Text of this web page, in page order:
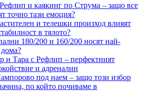
и каякинг по Струма – защо все
точно тази емоция?
и телешки произход влияят
в тялото?
180/200 и 160/200 носят най-
и Тара с Рефлип – перфектният
и адреналин
под наем – защо този избор
по който почиваме в